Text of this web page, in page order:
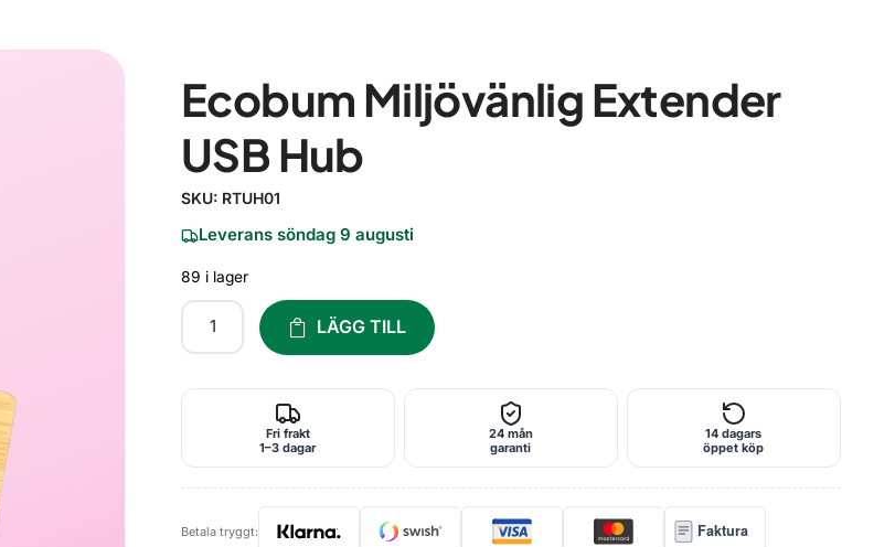
Ecobum Miljövänlig Extender
USB Hub
SKU: RTUH01
Leverans söndag 9 augusti
89 i lager
LÄGG TILL
Fri frakt
1–3 dagar
24 mån
garanti
14 dagars
öppet köp
Betala tryggt: Faktura